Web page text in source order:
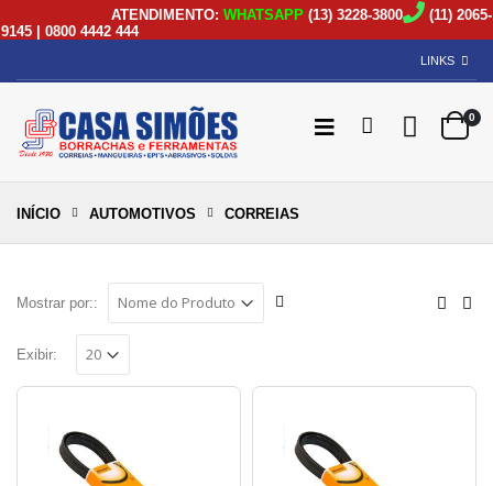
ATENDIMENTO: WHATSAPP (13) 3228-3800
(11) 2065-
9145 | 0800 4442 444
LINKS
0
INÍCIO AUTOMOTIVOS CORREIAS
Mostrar por::
Exibir: